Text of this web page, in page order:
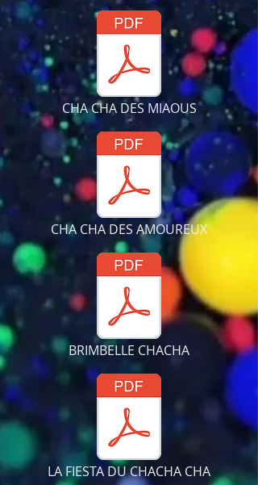
CHA CHA DES MIAOUS
CHA CHA DES AMOUREUX
BRIMBELLE CHACHA
LA FIESTA DU CHACHA CHA